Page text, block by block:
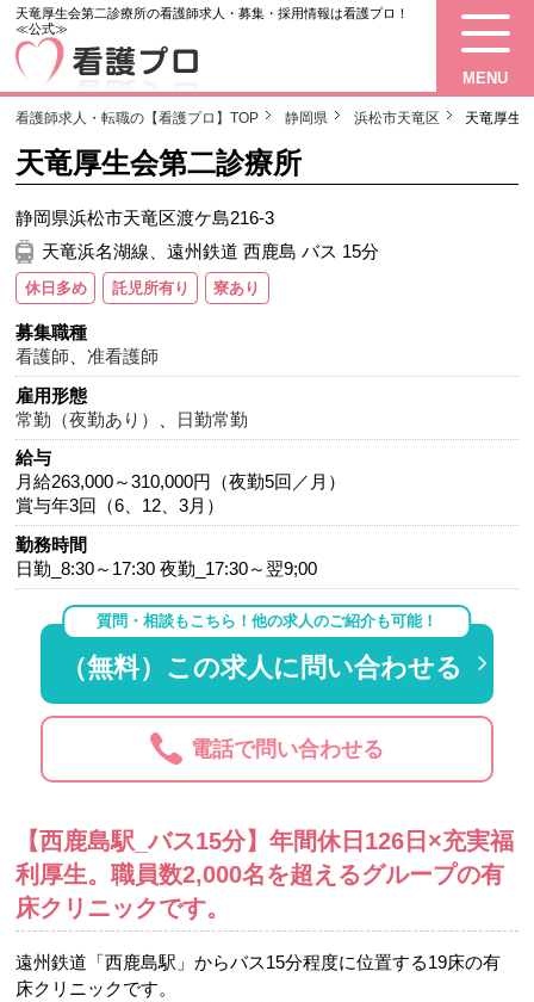
天竜厚生会第二診療所の看護師求人・募集・採用情報は看護プロ！
≪公式≫
MENU
看護師求人・転職の【看護プロ】TOP 静岡県 浜松市天竜区 天竜厚生
天竜厚生会第二診療所
静岡県浜松市天竜区渡ケ島216-3
天竜浜名湖線、遠州鉄道 西鹿島 バス 15分
休日多め 託児所有り 寮あり
募集職種
看護師 、准看護師
雇用形態
常勤（夜勤あり）
日勤常勤
給与
月給263,000～310,000円（夜勤5回／月）
賞与年3回（6、12、3月）
勤務時間
日勤_8:30～17:30 夜勤_17:30～翌9;00
質問・相談もこちら！他の求人のご紹介も可能！
（無料）この求人に問い合わせる
電話で問い合わせる
【西鹿島駅_バス15分】年間休日126日×充実福
利厚生。職員数2,000名を超えるグループの有
床クリニックです。
遠州鉄道「西鹿島駅」からバス15分程度に位置する19床の有
床クリニックです。